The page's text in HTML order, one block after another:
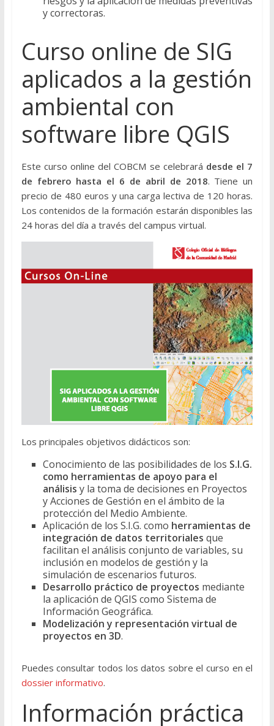
y correctoras.
Curso online de SIG
aplicados a la gestión
ambiental con
software libre QGIS
Este curso online del COBCM se celebrará desde el 7
de febrero hasta el 6 de abril de 2018. Tiene un
precio de 480 euros y una carga lectiva de 120 horas.
Los contenidos de la formación estarán disponibles las
24 horas del día a través del campus virtual.
Los principales objetivos didácticos son:
Conocimiento de las posibilidades de los S.I.G.
como herramientas de apoyo para el
análisis y la toma de decisiones en Proyectos
y Acciones de Gestión en el ámbito de la
protección del Medio Ambiente.
Aplicación de los S.I.G. como herramientas de
integración de datos territoriales que
facilitan el análisis conjunto de variables, su
inclusión en modelos de gestión y la
simulación de escenarios futuros.
Desarrollo práctico de proyectos mediante
la aplicación de QGIS como Sistema de
Información Geográfica.
Modelización y representación virtual de
proyectos en 3D.
Puedes consultar todos los datos sobre el curso en el
dossier informativo.
Información práctica